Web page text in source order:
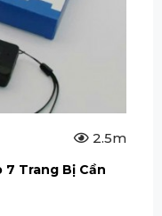
2.5m
7 Trang Bị Cần